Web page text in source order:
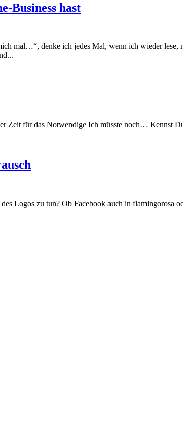
Business hast
mal…“, denke ich jedes Mal, wenn ich wieder
Zeit für das Notwendige Ich müsste noch… Kennst
Logos zu tun? Ob Facebook auch in flamingorosa